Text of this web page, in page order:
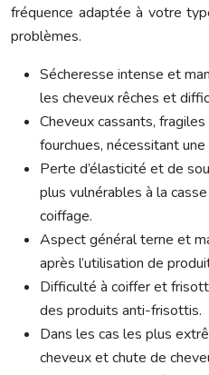
fréquence adaptée à votre
problèmes.
Sécheresse intense et
les cheveux rêches et
Cheveux cassants,
fourchues, nécessitant
Perte d’élasticité et de
plus vulnérables à la
coiffage.
Aspect général terne et
après l’utilisation de
Difficulté à coiffer et
des produits anti-frisottis.
Dans les cas les plus
cheveux et chute de